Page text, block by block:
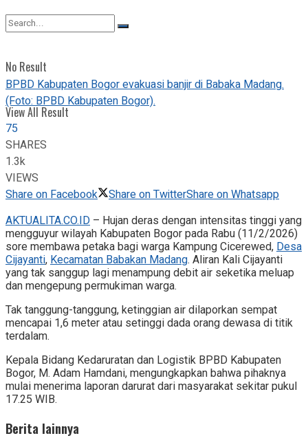
View All Result
No Result
View All Result
BPBD Kabupaten Bogor evakuasi banjir di Babaka Madang.
(Foto: BPBD Kabupaten Bogor).
75
SHARES
1.3k
VIEWS
Share on Facebook
Share on TwitterShare on Whatsapp
AKTUALITA.CO.ID – Hujan deras dengan intensitas tinggi yang
mengguyur wilayah Kabupaten Bogor pada Rabu (11/2/2026)
sore membawa petaka bagi warga Kampung Cicerewed, Desa
Cijayanti, Kecamatan Babakan Madang. Aliran Kali Cijayanti
yang tak sanggup lagi menampung debit air seketika meluap
dan mengepung permukiman warga.
Tak tanggung-tanggung, ketinggian air dilaporkan sempat
mencapai 1,6 meter atau setinggi dada orang dewasa di titik
terdalam.
Kepala Bidang Kedaruratan dan Logistik BPBD Kabupaten
Bogor, M. Adam Hamdani, mengungkapkan bahwa pihaknya
mulai menerima laporan darurat dari masyarakat sekitar pukul
17.25 WIB.
Berita lainnya